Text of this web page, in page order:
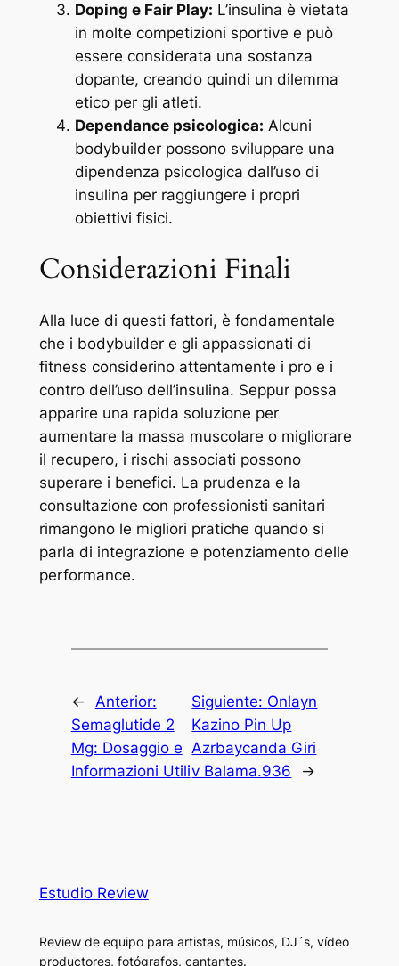
Doping e Fair Play: L’insulina è vietata
in molte competizioni sportive e può
essere considerata una sostanza
dopante, creando quindi un dilemma
etico per gli atleti.
Dependance psicologica: Alcuni
bodybuilder possono sviluppare una
dipendenza psicologica dall’uso di
insulina per raggiungere i propri
obiettivi fisici.
Considerazioni Finali
Alla luce di questi fattori, è fondamentale
che i bodybuilder e gli appassionati di
fitness considerino attentamente i pro e i
contro dell’uso dell’insulina. Seppur possa
apparire una rapida soluzione per
aumentare la massa muscolare o migliorare
il recupero, i rischi associati possono
superare i benefici. La prudenza e la
consultazione con professionisti sanitari
rimangono le migliori pratiche quando si
parla di integrazione e potenziamento delle
performance.
← Anterior:
Semaglutide 2
Mg: Dosaggio e
Informazioni Utili
Siguiente: Onlayn
Kazino Pin Up
Azrbaycanda Giri
v Balama.936
→
Estudio Review
Review de equipo para artistas, músicos, DJ´s, vídeo
productores, fotógrafos, cantantes.